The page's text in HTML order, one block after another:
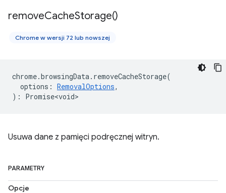
removeCacheStorage()
Chrome w wersji 72 lub nowszej
chrome.browsingData. removeCacheStorage(
options : RemovalOptions,
) : Promise<void>
Usuwa dane z pamięci podręcznej witryn.
PARAMETRY
Opcje